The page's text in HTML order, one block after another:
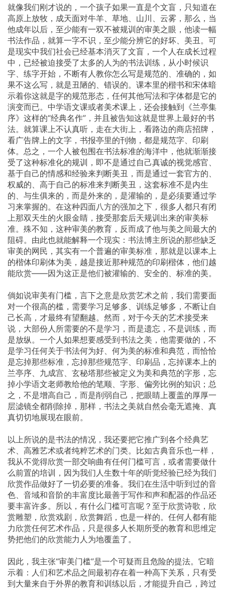
就像我们刚才说的，一个孩子如果一直是个文盲，只知道在
高原上放牧，成天面对牛羊、草地、山川、云雾，那么，当
他成年以后，至少能有一双不被规训的审美之眼，他读一幅
书法作品，就算一字不识，至少能分辨它的好坏、美丑。可
是现实中我们社会已经基本消灭了文盲，一个人在成长过程
中，已经被迫接受了太多的人为的书法训练，从小时候识
字、练字开始，不断有人教你怎么写是规范的、准确的，如
果不这么写，就是丑陋的、错误的。课本里的楷书和宋体暗
示着你这就是字的规范形态，任何其他写法和字体都是它的
演变而已。中学语文课或者美术课上，还会接触到《兰亭集
序》这样的“经典名作”，并且被告知这就是世界上最好的书
法。就算课上不认真听，走在大街上，看路边的商店招牌，
看广告牌上的文字，书报亭里的刊物，都是规范字、印刷
体。总之，一个人被包围在书法标准的海洋中，他就渐渐接
受了这种标准化的规训，即不是通过自己真诚的视觉感官、
基于自己的情感和经验来判断美丑，而是通过一套官方的、
权威的、高于自己的标准来判断美丑，这套标准不是内生
的、与生俱来的，而是外来的，是灌输的，是必须要通过学
习来掌握的。在这种四面八方的强加之下，很多人都只有闭
上那双天生的火眼金睛，接受那套后天规训出来的审美标
准。殊不知，这种审美的教育，反而成了他与美之间最大的
阻碍。由此也就能解释一个现实：书法博主所说的那些缺乏
审美的网民，其实有一个普遍的审美标准，那就是以课本上
的楷体印刷体为美，越是接近那种规范的印刷楷体，他们越
能欣赏——因为这正是他们被灌输的、安全的、标准的美。
倘如说审美有门槛，言下之意是欣赏艺术之前，我们需要面
对一个很高的槛，需要学习足够多、训练足够多，不断让自
己长高，才最终有望翻越。然而，对于今天的艺术接受来
说，大部份人所需要的不是学习，而是遗忘，不是训练，而
是放纵。一个人如果想要感受到书法之美，他需要做的，不
是学习任何关于书法何为好、何为美的标准和典范，而恰恰
是忘掉那些标准，忘掉那些规范字、印刷品，忘掉课本上的
兰亭序、九成宫、玄秘塔那些被定义为美和典范的字形，忘
掉小学语文老师教给他的笔顺、字形、偏旁比例的知识；总
之，不是增高自己，而是削弱自己，把眼睛上覆盖的厚厚一
层滤镜全都削除掉，那样，书法之美就自然会毫无遮掩、真
真切切地展现在眼前。
以上所说的是书法的情况，我还要把它推广到各个经典艺
术、高雅艺术或者纯粹艺术的门类。比如古典音乐也一样，
我从不觉得欣赏一部交响曲有任何门槛可言，或者需要做什
么前置的培训，因为我们人生数十年的听觉经验已经为我们
欣赏作品做好了一切必要的准备。我们在生活中听到过的音
色、音域和音阶的丰富度比最善于写作和声和配器的作品还
要丰富许多。所以，有什么门槛可言呢？至于欣赏诗歌，欣
赏雕塑，欣赏戏剧，欣赏舞蹈，也是一样的。任何人都有能
力欣赏任何艺术作品，只是很多人长期所受的教育和思维定
势把他们的欣赏能力人为地覆盖了。
因此，我主张“审美门槛”是一个可疑而且危险的提法。它暗
示着：人们和艺术品之间最初存在着一种高下关系，只有受
到大量来自于外界的教育和训练以后，才能提升自己，跨过